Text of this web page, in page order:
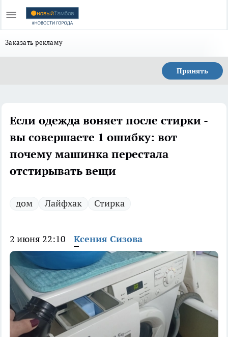
Заказать рекламу
Принять
Если одежда воняет после стирки -
вы совершаете 1 ошибку: вот
почему машинка перестала
отстирывать вещи
дом Лайфхак Стирка
2 июня 22:10 Ксения Сизова